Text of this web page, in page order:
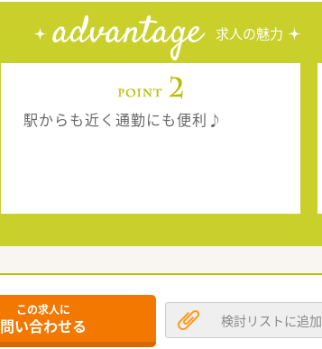
advantage 求人の魅力
駅からも近く通勤にも便利♪
この求人に
問い合わせる 検討リストに追加